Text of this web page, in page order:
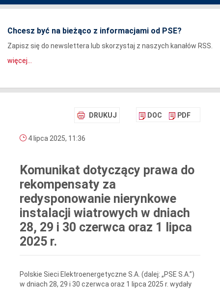
Chcesz być na bieżąco z informacjami od PSE?
Zapisz się do newslettera lub skorzystaj z naszych kanałów RSS.
więcej...
DRUKUJ DOC PDF
4 lipca 2025, 11:36
Komunikat dotyczący prawa do
rekompensaty za
redysponowanie nierynkowe
instalacji wiatrowych w dniach
28, 29 i 30 czerwca oraz 1 lipca
2025 r.
Polskie Sieci Elektroenergetyczne S.A. (dalej: „PSE S.A.”)
w dniach 28, 29 i 30 czerwca oraz 1 lipca 2025 r. wydały